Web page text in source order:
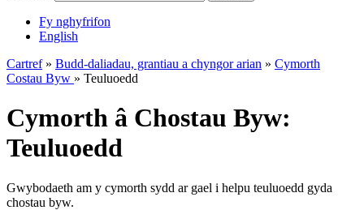
Fy nghyfrifon
English
Cartref» Budd-daliadau, grantiau a chyngor arian » Cymorth
Costau Byw » Teuluoedd
Cymorth â Chostau Byw:
Teuluoedd
Gwybodaeth am y cymorth sydd ar gael i helpu teuluoedd gyda
chostau byw.